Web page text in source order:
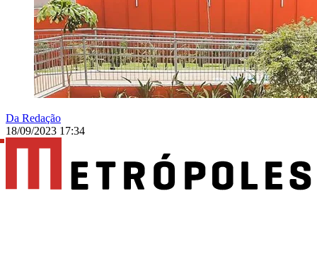
Da Redação
18/09/2023 17:34